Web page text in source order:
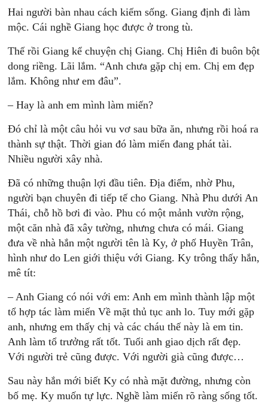
Hai người bàn nhau cách kiếm sống. Giang định đi làm
mộc. Cái nghề Giang học được ở trong tù.
Thế rồi Giang kể chuyện chị Giang. Chị Hiên đi buôn bột
dong riềng. Lãi lắm. “Anh chưa gặp chị em. Chị em đẹp
lắm. Không như em đâu”.
– Hay là anh em mình làm miến?
Đó chỉ là một câu hỏi vu vơ sau bữa ăn, nhưng rồi hoá ra
thành sự thật. Thời gian đó làm miến đang phát tài.
Nhiều người xây nhà.
Đã có những thuận lợi đầu tiên. Địa điểm, nhờ Phu,
người bạn chuyên đi tiếp tế cho Giang. Nhà Phu dưới An
Thái, chỗ hồ bơi đi vào. Phu có một mảnh vườn rộng,
một căn nhà đã xây tường, nhưng chưa có mái. Giang
đưa về nhà hắn một người tên là Ky, ở phố Huyền Trân,
hình như do Len giới thiệu với Giang. Ky trông thấy hắn,
mê tít:
– Anh Giang có nói với em: Anh em mình thành lập một
tổ hợp tác làm miến Về mặt thủ tục anh lo. Tuy mới gặp
anh, nhưng em thấy chị và các cháu thế này là em tin.
Anh làm tổ trưởng rất tốt. Tuổi anh giao dịch rất đẹp.
Với người trẻ cũng được. Với người già cũng được…
Sau này hắn mới biết Ky có nhà mặt đường, nhưng còn
bố mẹ. Ky muốn tự lực. Nghề làm miến rõ ràng sống tốt.